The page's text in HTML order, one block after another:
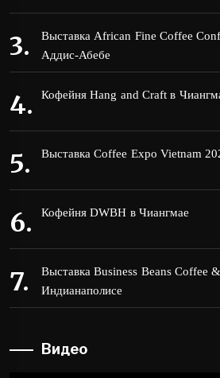
Выставка African Fine Coffee
Аддис-Абебе
Кофейня Hang and Craft в
Выставка Coffee Expo Vietnam
Кофейня DWBH в Чиангмае
Выставка Business Beans Coffee
Индианаполисе
Видео